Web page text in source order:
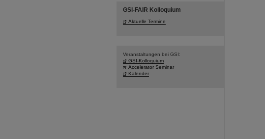
GSI-FAIR Kolloquium
Aktuelle Termine
Veranstaltungen bei GSI:
GSI-Kolloquium
Accelerator Seminar
Kalender